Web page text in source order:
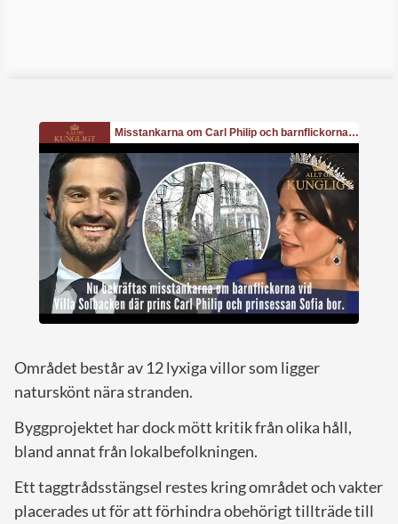
Området består av 12 lyxiga villor som ligger
naturskönt nära stranden.
Byggprojektet har dock mött kritik från olika håll,
bland annat från lokalbefolkningen.
Ett taggtrådsstängsel restes kring området och vakter
placerades ut för att förhindra obehörigt tillträde till